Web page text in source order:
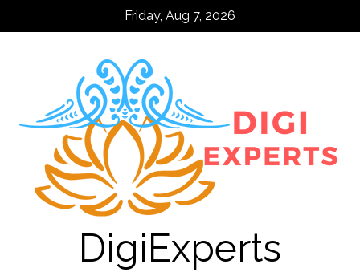
Friday, Aug 7, 2026
DigiExperts